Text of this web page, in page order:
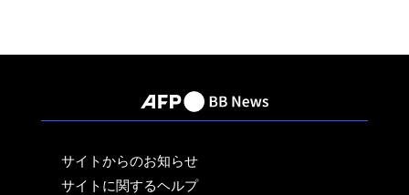
サイトからのお知らせ
サイトに関するヘルプ